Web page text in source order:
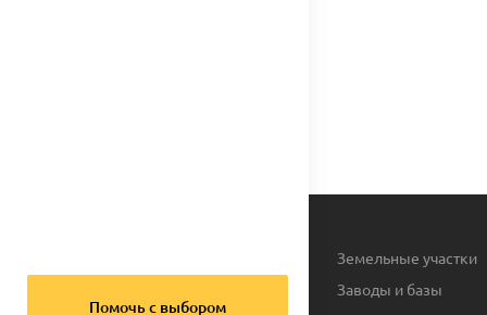
Помочь с выбором
Земельные участки
Заводы и базы